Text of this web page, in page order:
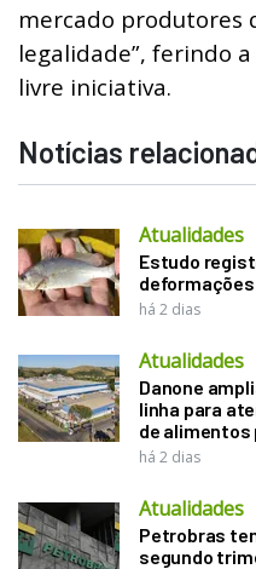
mercado produtores
legalidade”, ferindo
livre iniciativa.
Notícias
Atualidades
Estudo
deformações
há 2 dias
Atualidades
Danone
linha para
de
há 2 dias
Atualidades
Petrobras
segundo